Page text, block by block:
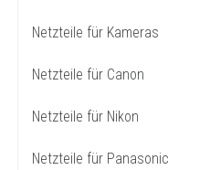
Netzteile für Kameras
Netzteile für Canon
Netzteile für Nikon
Netzteile für Panasonic